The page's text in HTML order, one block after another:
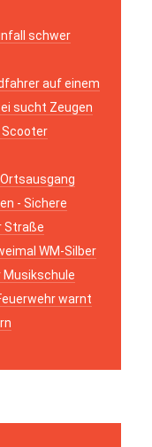
schwer
auf einem
sucht Zeugen
- Sichere
Straße
WM-Silber
Musikschule
warnt